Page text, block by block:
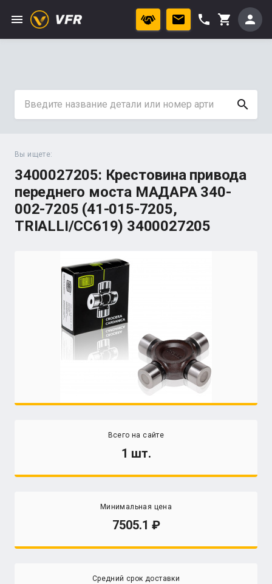
menu phone shopping_cart person
search
Вы ищете:
3400027205: Крестовина привода
переднего моста МАДАРА 340-
002-7205 (41-015-7205,
TRIALLI/CC619) 3400027205
Всего на сайте
1 шт.
Минимальная цена
7505.1
Средний срок доставки